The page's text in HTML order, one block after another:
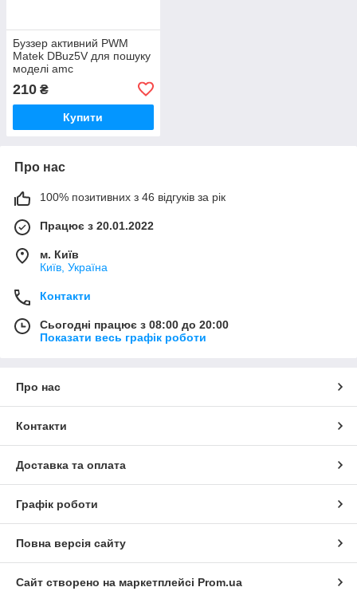
Буззер активний PWM
Matek DBuz5V для пошуку
моделі amc
210 ₴
Купити
Про нас
100% позитивних з 46 відгуків за рік
Працює з 20.01.2022
м. Київ
Київ, Україна
Контакти
Сьогодні працює з 08:00 до 20:00
Показати весь графік роботи
Про нас
Контакти
Доставка та оплата
Графік роботи
Повна версія сайту
Сайт створено на маркетплейсі Prom.ua